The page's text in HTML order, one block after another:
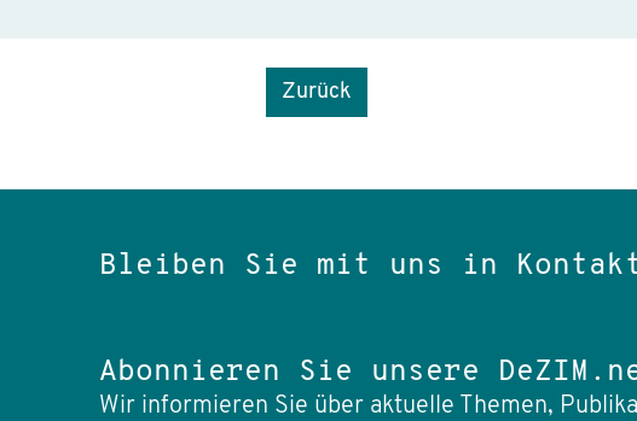
Zurück
Bleiben Sie mit uns in
Abonnieren Sie unsere
Wir informieren Sie über aktuelle Themen,